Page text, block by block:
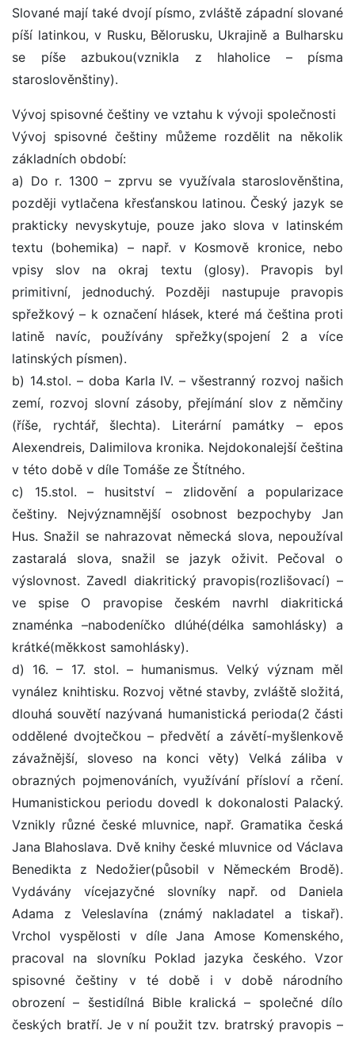
Slované mají také dvojí písmo, zvláště západní slované
píší latinkou, v Rusku, Bělorusku, Ukrajině a Bulharsku
se píše azbukou(vznikla z hlaholice – písma
staroslověnštiny).
Vývoj spisovné češtiny ve vztahu k vývoji společnosti
Vývoj spisovné češtiny můžeme rozdělit na několik
základních období:
a) Do r. 1300 – zprvu se využívala staroslověnština,
později vytlačena křesťanskou latinou. Český jazyk se
prakticky nevyskytuje, pouze jako slova v latinském
textu (bohemika) – např. v Kosmově kronice, nebo
vpisy slov na okraj textu (glosy). Pravopis byl
primitivní, jednoduchý. Později nastupuje pravopis
spřežkový – k označení hlásek, které má čeština proti
latině navíc, používány spřežky(spojení 2 a více
latinských písmen).
b) 14.stol. – doba Karla IV. – všestranný rozvoj našich
zemí, rozvoj slovní zásoby, přejímání slov z němčiny
(říše, rychtář, šlechta). Literární památky – epos
Alexendreis, Dalimilova kronika. Nejdokonalejší čeština
v této době v díle Tomáše ze Štítného.
c) 15.stol. – husitství – zlidovění a popularizace
češtiny. Nejvýznamnější osobnost bezpochyby Jan
Hus. Snažil se nahrazovat německá slova, nepoužíval
zastaralá slova, snažil se jazyk oživit. Pečoval o
výslovnost. Zavedl diakritický pravopis(rozlišovací) –
ve spise O pravopise českém navrhl diakritická
znaménka –nabodeníčko dlúhé(délka samohlásky) a
krátké(měkkost samohlásky).
d) 16. – 17. stol. – humanismus. Velký význam měl
vynález knihtisku. Rozvoj větné stavby, zvláště složitá,
dlouhá souvětí nazývaná humanistická perioda(2 části
oddělené dvojtečkou – předvětí a závětí-myšlenkově
závažnější, sloveso na konci věty) Velká záliba v
obrazných pojmenováních, využívání přísloví a rčení.
Humanistickou periodu dovedl k dokonalosti Palacký.
Vznikly různé české mluvnice, např. Gramatika česká
Jana Blahoslava. Dvě knihy české mluvnice od Václava
Benedikta z Nedožier(působil v Německém Brodě).
Vydávány vícejazyčné slovníky např. od Daniela
Adama z Veleslavína (známý nakladatel a tiskař).
Vrchol vyspělosti v díle Jana Amose Komenského,
pracoval na slovníku Poklad jazyka českého. Vzor
spisovné češtiny v té době i v době národního
obrození – šestidílná Bible kralická – společné dílo
českých bratří. Je v ní použit tzv. bratrský pravopis –